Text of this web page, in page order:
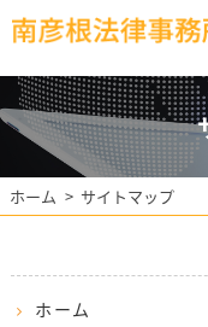
ホーム サイトマップ
ホーム